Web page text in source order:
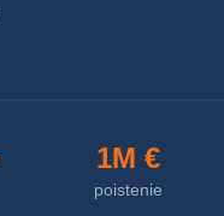
1M €
poistenie